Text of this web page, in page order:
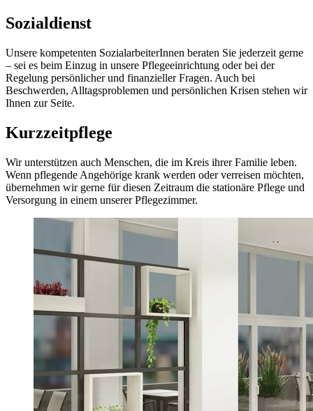
Sozialdienst
Unsere kompetenten SozialarbeiterInnen beraten Sie jederzeit gerne
– sei es beim Einzug in unsere Pflegeeinrichtung oder bei der
Regelung persönlicher und finanzieller Fragen. Auch bei
Beschwerden, Alltagsproblemen und persönlichen Krisen stehen wir
Ihnen zur Seite.
Kurzzeitpflege
Wir unterstützen auch Menschen, die im Kreis ihrer Familie leben.
Wenn pflegende Angehörige krank werden oder verreisen möchten,
übernehmen wir gerne für diesen Zeitraum die stationäre Pflege und
Versorgung in einem unserer Pflegezimmer.